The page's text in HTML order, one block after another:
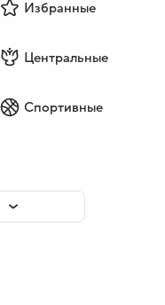
Избранные
Центральные
Спортивные